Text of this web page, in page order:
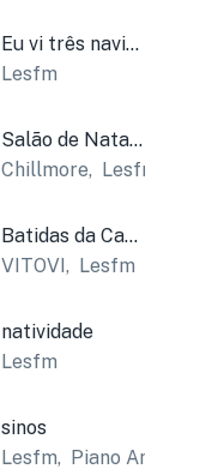
Eu vi três navios (sinos de Natal)
Lesfm
Salão de Natal lofi
Chillmore, Lesfm
Batidas da Casa de Natal
VITOVI, Lesfm
natividade
Lesfm
sinos
Lesfm, Piano Amor